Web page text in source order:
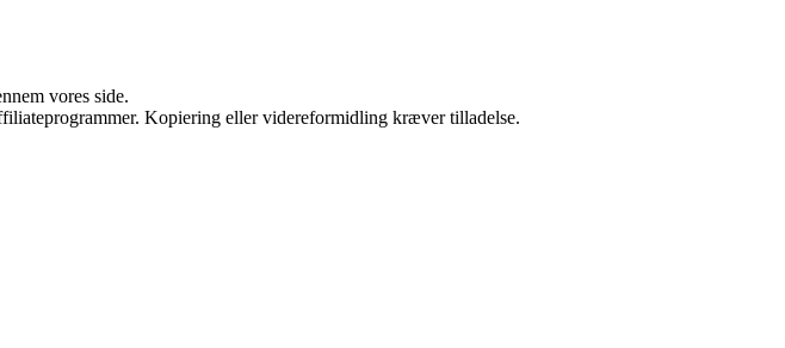
vores side.
Kopiering eller videreformidling kræver tilladelse.